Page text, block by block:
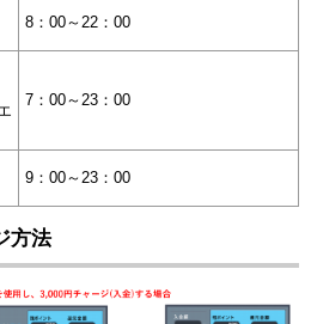
8：00～22：00
7：00～23：00
9：00～23：00
方法